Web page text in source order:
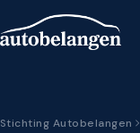
Stichting Autobelangen